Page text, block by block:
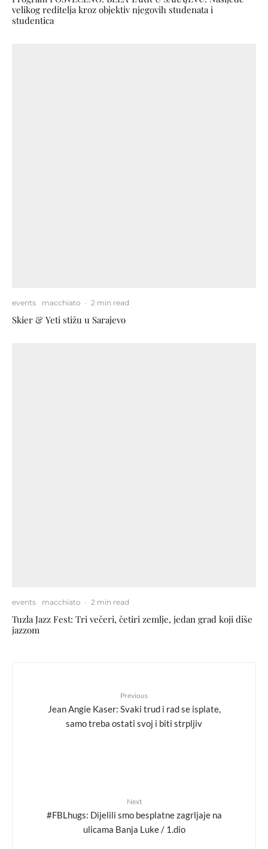
velikog reditelja kroz objektiv njegovih studenata i
studentica
events macchiato · 2 min read
Skier & Yeti stižu u Sarajevo
events macchiato · 2 min read
Tuzla Jazz Fest: Tri večeri, četiri zemlje, jedan grad koji diše
jazzom
Previous
Jean Angie Kaser: Svaki trud i rad se isplate,
samo treba ostati svoj i biti strpljiv
Next
#FBLhugs: Dijelili smo besplatne zagrljaje na
ulicama Banja Luke / 1.dio